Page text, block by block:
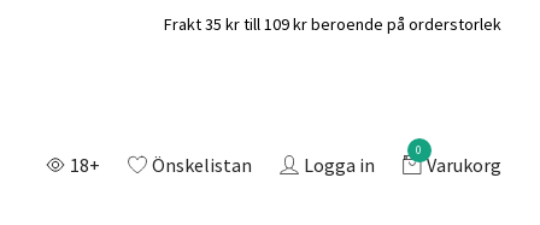
Frakt 35 kr till 109 kr beroende på orderstorlek
18+ Önskelistan Logga in
0
Varukorg